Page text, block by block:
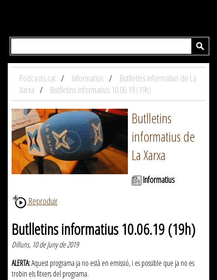
Podcasts.cat Informatius
Butlletins informatius de La
Xarxa
Butlletins informatius 10.06.19 (19h)
Butlletins
informatius de
La Xarxa
Informatius
Reproduir
Butlletins informatius 10.06.19 (19h)
Dilluns, 10 de Juny de 2019
ALERTA:Aquest programa ja no està en emissió, i es possible que ja no es
trobin els fitxers del programa.